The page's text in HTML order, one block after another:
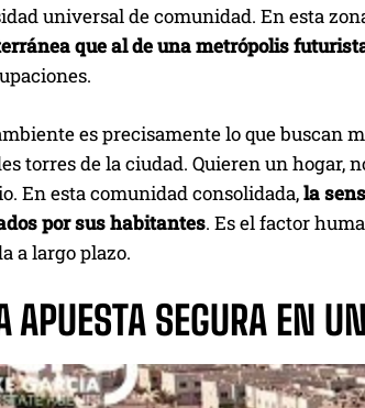
universal de comunidad. En esta
que al de una metrópolis
es precisamente lo que buscan
torres de la ciudad. Quieren un hogar,
En esta comunidad consolidada,la
por sus habitantes. Es el factor
a largo plazo.
APUESTA SEGURA EN